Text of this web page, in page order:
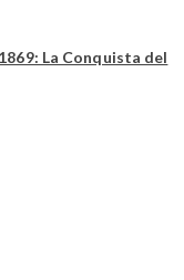
La Conquista del